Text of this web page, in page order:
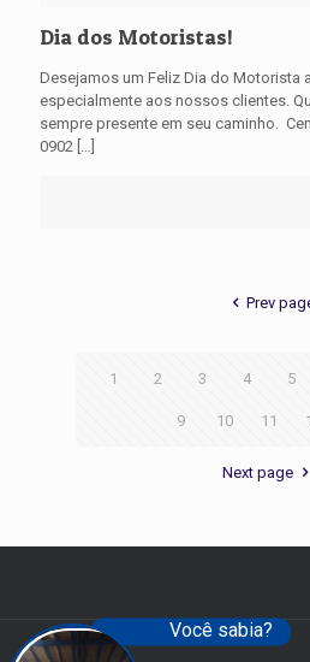
Dia dos Motoristas!
Desejamos um Feliz Dia do Motorista
especialmente aos nossos clientes.
sempre presente em seu caminho.
0902
Prev
1 2 3 4 5
9 10 11
Next page
Você sabia?